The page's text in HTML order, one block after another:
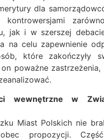
dla
jak i w szerszej
na celu zapewnienie
które zakończyły
poważne
wewnętrzne w
Miast Polskich nie
propozycji.